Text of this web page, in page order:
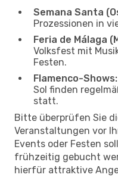
Semana Santa
Prozessionen in
Feria de Málaga
Volksfest mit
Festen.
Flamenco-Shows:
Sol finden
statt.
Bitte überprüfen Sie
Veranstaltungen vor
Events oder Festen
frühzeitig gebucht
hierfür attraktive